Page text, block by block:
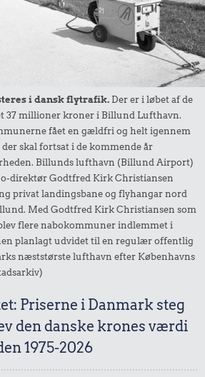
i dansk flytrafik. Der er i løbet af de
37 millioner kroner i Billund Lufthavn.
fået en gældfri og helt igennem
skal fortsat i de kommende år
Billunds lufthavn (Billund Airport)
direktør Godtfred Kirk Christiansen
privat landingsbane og flyhangar nord
Med Godtfred Kirk Christiansen som
flere nabokommuner indlemmet i
planlagt udvidet til en regulær offentlig
næststørste lufthavn efter Københavns
Priserne i Danmark steg
den danske krones værdi
1975-2026